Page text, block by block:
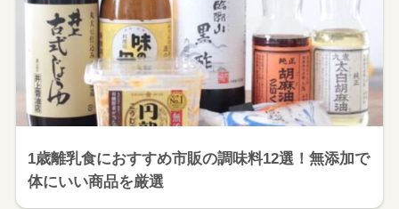
1歳離乳食におすすめ市販の調味料12選！無添加で
体にいい商品を厳選